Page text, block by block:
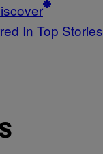
In Top Stories